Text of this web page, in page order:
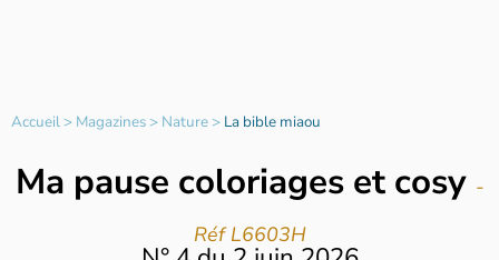
Accueil> Magazines> Nature> La bible miaou
Ma pause coloriages et cosy -
Réf L6603H